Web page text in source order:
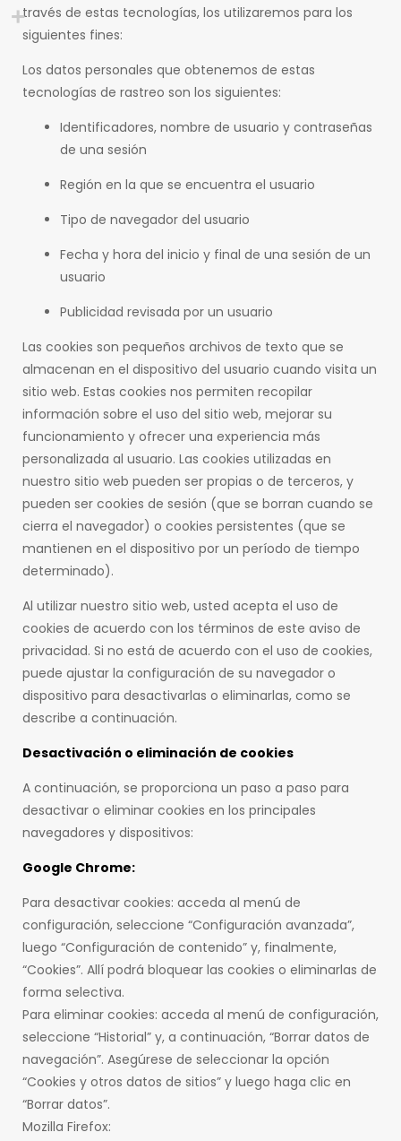
través de estas tecnologías, los utilizaremos para los
siguientes fines:
Los datos personales que obtenemos de estas
tecnologías de rastreo son los siguientes:
Identificadores, nombre de usuario y contraseñas
de una sesión
Región en la que se encuentra el usuario
Tipo de navegador del usuario
Fecha y hora del inicio y final de una sesión de un
usuario
Publicidad revisada por un usuario
Las cookies son pequeños archivos de texto que se
almacenan en el dispositivo del usuario cuando visita un
sitio web. Estas cookies nos permiten recopilar
información sobre el uso del sitio web, mejorar su
funcionamiento y ofrecer una experiencia más
personalizada al usuario. Las cookies utilizadas en
nuestro sitio web pueden ser propias o de terceros, y
pueden ser cookies de sesión (que se borran cuando se
cierra el navegador) o cookies persistentes (que se
mantienen en el dispositivo por un período de tiempo
determinado).
Al utilizar nuestro sitio web, usted acepta el uso de
cookies de acuerdo con los términos de este aviso de
privacidad. Si no está de acuerdo con el uso de cookies,
puede ajustar la configuración de su navegador o
dispositivo para desactivarlas o eliminarlas, como se
describe a continuación.
Desactivación o eliminación de cookies
A continuación, se proporciona un paso a paso para
desactivar o eliminar cookies en los principales
navegadores y dispositivos:
Google Chrome:
Para desactivar cookies: acceda al menú de
configuración, seleccione “Configuración avanzada”,
luego “Configuración de contenido” y, finalmente,
“Cookies”. Allí podrá bloquear las cookies o eliminarlas de
forma selectiva.
Para eliminar cookies: acceda al menú de configuración,
seleccione “Historial” y, a continuación, “Borrar datos de
navegación”. Asegúrese de seleccionar la opción
“Cookies y otros datos de sitios” y luego haga clic en
“Borrar datos”.
Mozilla Firefox: